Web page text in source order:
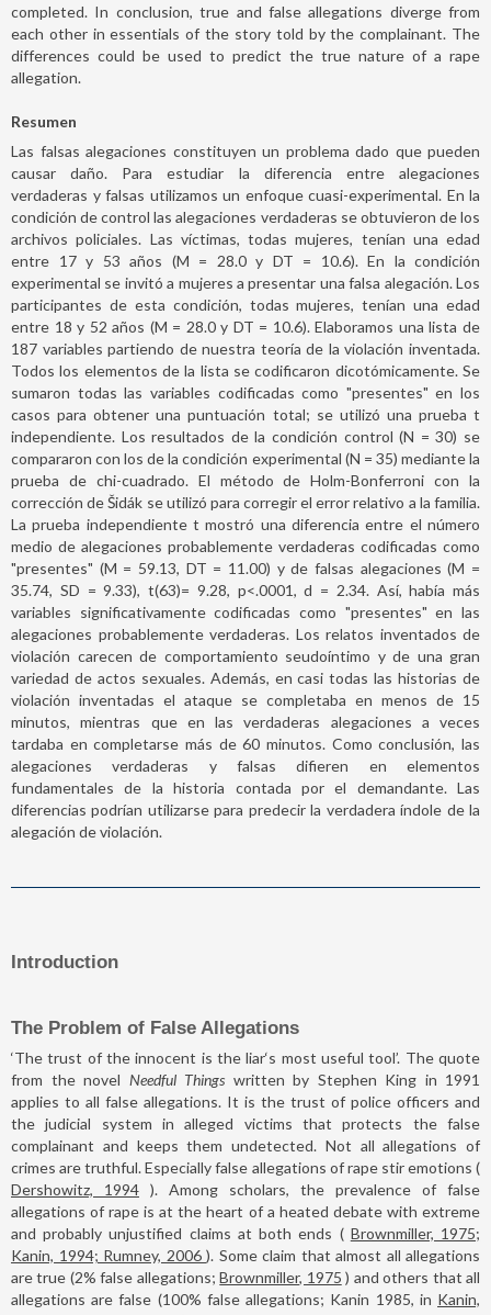
completed. In conclusion, true and false allegations diverge from
each other in essentials of the story told by the complainant. The
differences could be used to predict the true nature of a rape
allegation.
Resumen
Las falsas alegaciones constituyen un problema dado que pueden
causar daño. Para estudiar la diferencia entre alegaciones
verdaderas y falsas utilizamos un enfoque cuasi-experimental. En la
condición de control las alegaciones verdaderas se obtuvieron de los
archivos policiales. Las víctimas, todas mujeres, tenían una edad
entre 17 y 53 años (M = 28.0 y DT = 10.6). En la condición
experimental se invitó a mujeres a presentar una falsa alegación. Los
participantes de esta condición, todas mujeres, tenían una edad
entre 18 y 52 años (M = 28.0 y DT = 10.6). Elaboramos una lista de
187 variables partiendo de nuestra teoría de la violación inventada.
Todos los elementos de la lista se codificaron dicotómicamente. Se
sumaron todas las variables codificadas como "presentes" en los
casos para obtener una puntuación total; se utilizó una prueba t
independiente. Los resultados de la condición control (N = 30) se
compararon con los de la condición experimental (N = 35) mediante la
prueba de chi-cuadrado. El método de Holm-Bonferroni con la
corrección de Šidák se utilizó para corregir el error relativo a la familia.
La prueba independiente t mostró una diferencia entre el número
medio de alegaciones probablemente verdaderas codificadas como
"presentes" (M = 59.13, DT = 11.00) y de falsas alegaciones (M =
35.74, SD = 9.33), t(63)= 9.28, p<.0001, d = 2.34. Así, había más
variables significativamente codificadas como "presentes" en las
alegaciones probablemente verdaderas. Los relatos inventados de
violación carecen de comportamiento seudoíntimo y de una gran
variedad de actos sexuales. Además, en casi todas las historias de
violación inventadas el ataque se completaba en menos de 15
minutos, mientras que en las verdaderas alegaciones a veces
tardaba en completarse más de 60 minutos. Como conclusión, las
alegaciones verdaderas y falsas difieren en elementos
fundamentales de la historia contada por el demandante. Las
diferencias podrían utilizarse para predecir la verdadera índole de la
alegación de violación.
Introduction
The Problem of False Allegations
‘The trust of the innocent is the liar‘s most useful tool’. The quote
from the novel Needful Things written by Stephen King in 1991
applies to all false allegations. It is the trust of police officers and
the judicial system in alleged victims that protects the false
complainant and keeps them undetected. Not all allegations of
crimes are truthful. Especially false allegations of rape stir emotions (
Dershowitz, 1994 ). Among scholars, the prevalence of false
allegations of rape is at the heart of a heated debate with extreme
and probably unjustified claims at both ends ( Brownmiller, 1975;
Kanin, 1994; Rumney, 2006 ). Some claim that almost all allegations
are true (2% false allegations;Brownmiller, 1975 ) and others that all
allegations are false (100% false allegations; Kanin 1985, in Kanin,